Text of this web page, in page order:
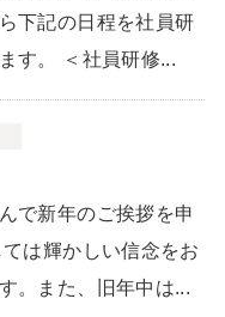
下記の日程を社員研
す。 ＜社員研修...
で新年のご挨拶を申
は輝かしい信念をお
。また、旧年中は...